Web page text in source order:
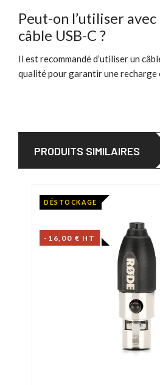
Peut-on l’utiliser
câble USB-C ?
Il est recommandé d’utiliser un
qualité pour garantir une recharge
PRODUITS SIMILAIRES
DÉSTOCKAGE
-16,00 € HT